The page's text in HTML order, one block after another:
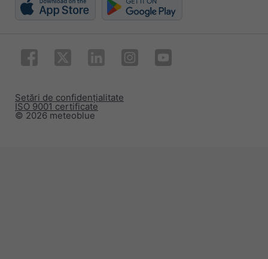
© 2026 meteoblue
ISO 9001 certificate
Setări de confidențialitate